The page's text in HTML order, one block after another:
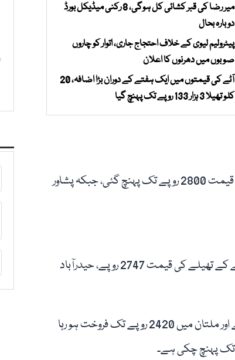
میر رضا کی قبر کشائی کل ہوگی، 8 رکنی میڈیکل بورڈ
دوبارہ بحال
پیٹرولیم لیوی کے خلاف احتجاج جاری، اتوار کو چاروں
صوبوں میں دھرنوں کا اعلان
آٹے کی قیمتوں میں ایک ہفتے کے دوران بڑا اضافہ، 20
کلو تھیلا 3 ہزار 133 روپے تک پہنچ گیا
اسی طرح اسلام آباد، کوئٹہ اور خضدار میں 20 کلو آٹے کے تھیلے کی قیمت 2800 روپے تک پہنچ گئی، جبکہ پشاور
ادارہ شماریات کے اعداد و شمار کے مطابق راولپنڈی میں 20 کلو آٹے کے تھیلے کی قیمت 2747 روپے، حیدرآباد
سکھر میں 20 کلو آٹے کا تھیلا 2560 روپے، لاڑکانہ میں 2500 روپے اور ملتان میں 2420 روپے تک فروخت ہو رہا